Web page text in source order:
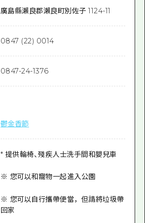
廣島縣瀨良郡瀨良町別佐子 1124-11
0847 (22) 0014
0847-24-1376
鬱金香節
* 提供輪椅、殘疾人士洗手間和嬰兒車
※ 您可以和寵物一起進入公園
※ 您可以自行攜帶便當，但請將垃圾帶
回家